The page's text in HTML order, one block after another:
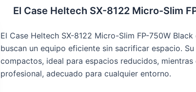
El Case Heltech SX-8122 Micro-Slim
El Case Heltech SX-8122 Micro-Slim FP-750W
buscan un equipo eficiente sin sacrificar espacio.
compactos, ideal para espacios reducidos,
profesional, adecuado para cualquier entorno.